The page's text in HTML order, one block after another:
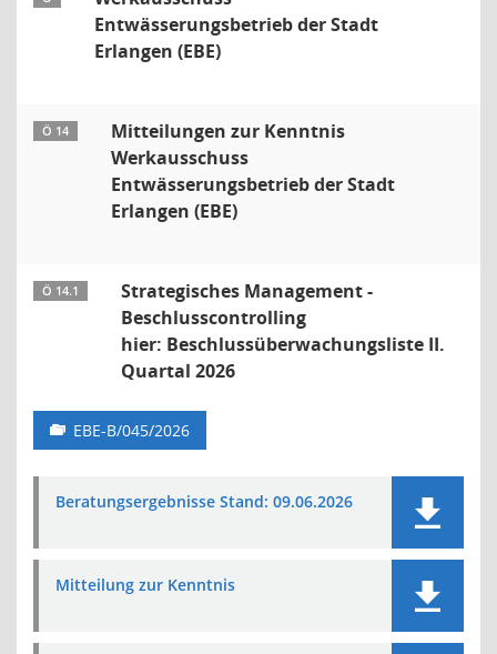
Entwässerungsbetrieb der Stadt
Erlangen (EBE)
Ö 14
Mitteilungen zur Kenntnis
Werkausschuss
Entwässerungsbetrieb der Stadt
Erlangen (EBE)
Ö 14.1
Strategisches Management -
Beschlusscontrolling
hier: Beschlussüberwachungsliste II.
Quartal 2026
EBE-B/045/2026
Beratungsergebnisse Stand: 09.06.2026
Mitteilung zur Kenntnis